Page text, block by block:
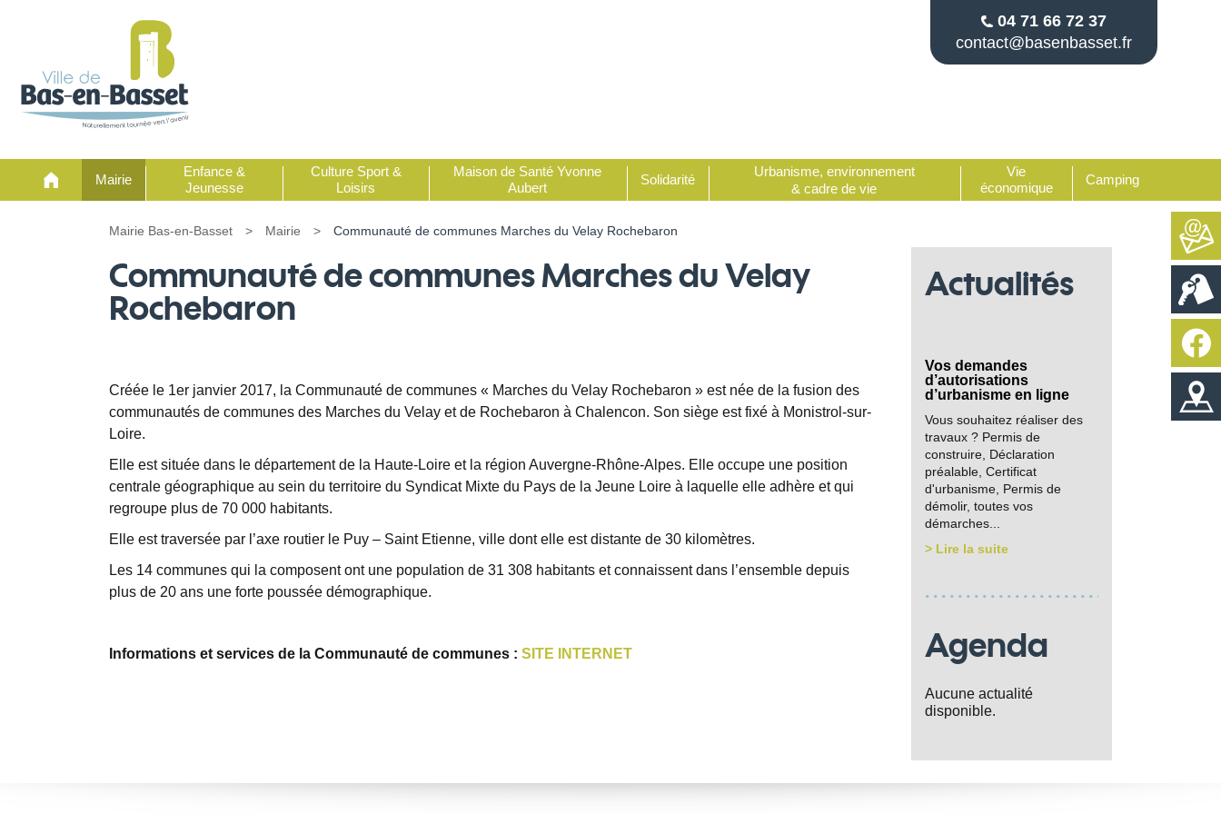
04 71 66 72 37
contact@basenbasset.fr
Mairie
Enfance &
Jeunesse
Culture Sport &
Loisirs
Maison de Santé Yvonne
Aubert
Solidarité
Urbanisme, environnement
& cadre de vie
Vie
économique
Camping
Mairie Bas-en-Basset > Mairie > Communauté de communes Marches du Velay Rochebaron
Communauté de communes Marches du Velay
Rochebaron
Créée le 1er janvier 2017, la Communauté de communes « Marches du Velay Rochebaron » est née de la fusion des
communautés de communes des Marches du Velay et de Rochebaron à Chalencon. Son siège est fixé à Monistrol-sur-
Loire.
Elle est située dans le département de la Haute-Loire et la région Auvergne-Rhône-Alpes. Elle occupe une position
centrale géographique au sein du territoire du Syndicat Mixte du Pays de la Jeune Loire à laquelle elle adhère et qui
regroupe plus de 70 000 habitants.
Elle est traversée par l’axe routier le Puy – Saint Etienne, ville dont elle est distante de 30 kilomètres.
Les 14 communes qui la composent ont une population de 31 308 habitants et connaissent dans l’ensemble depuis
plus de 20 ans une forte poussée démographique.
Informations et services de la Communauté de communes : SITE INTERNET
Actualités
Vos demandes
d’autorisations
d’urbanisme en ligne
Vous souhaitez réaliser des
travaux ? Permis de
construire, Déclaration
préalable, Certificat
d'urbanisme, Permis de
démolir, toutes vos
démarches...
> Lire la suite
Agenda
Aucune actualité
disponible.